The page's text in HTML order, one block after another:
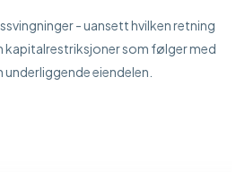
- uansett hvilken retning
kapitalrestriksjoner som følger med
underliggende eiendelen.